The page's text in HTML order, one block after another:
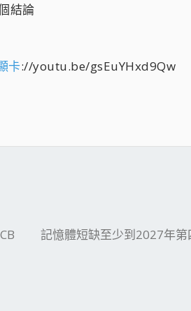
結論
卡://youtu.be/gsEuYHxd9Qw
記憶體短缺至少到2027年